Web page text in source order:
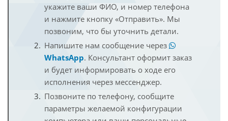
укажите ваши ФИО, и номер телефона
и нажмите кнопку «Отправить». Мы
позвоним, что бы уточнить детали.
Напишите нам сообщение через
WhatsApp. Консультант оформит заказ
и будет информировать о ходе его
исполнения через мессенджер.
Позвоните по телефону, сообщите
параметры желаемой конфигурации